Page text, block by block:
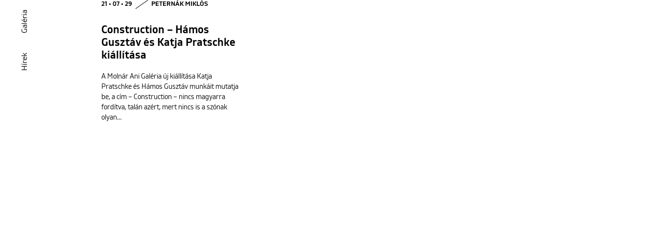
Hírek
Galéria
21 • 07 • 29 PETERNÁK MIKLÓS
Construction – Hámos
Gusztáv és Katja Pratschke
kiállítása
A Molnár Ani Galéria új kiállítása Katja
Pratschke és Hámos Gusztáv munkáit mutatja
be, a cím – Construction – nincs magyarra
fordítva, talán azért, mert nincs is a szónak
olyan…